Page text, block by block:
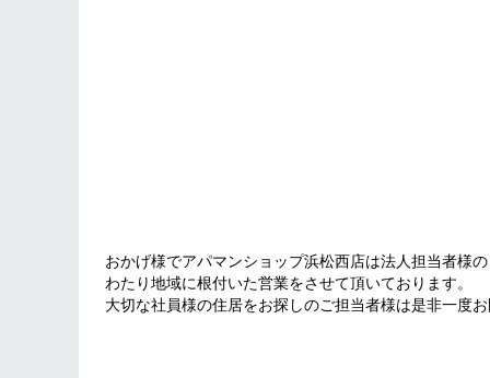
おかげ様でアパマンショップ浜松西店は法人担当者様
わたり地域に根付いた営業をさせて頂いております。
大切な社員様の住居をお探しのご担当者様は是非一度